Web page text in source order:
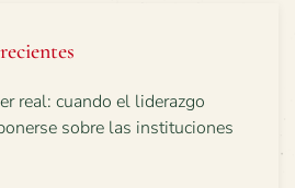
real: cuando el liderazgo
sobre las instituciones